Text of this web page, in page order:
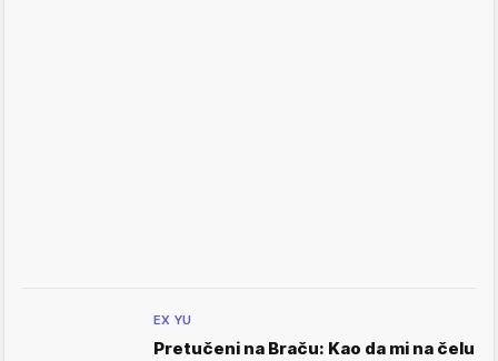
EX YU
Pretučeni na Braču: Kao da mi na čelu